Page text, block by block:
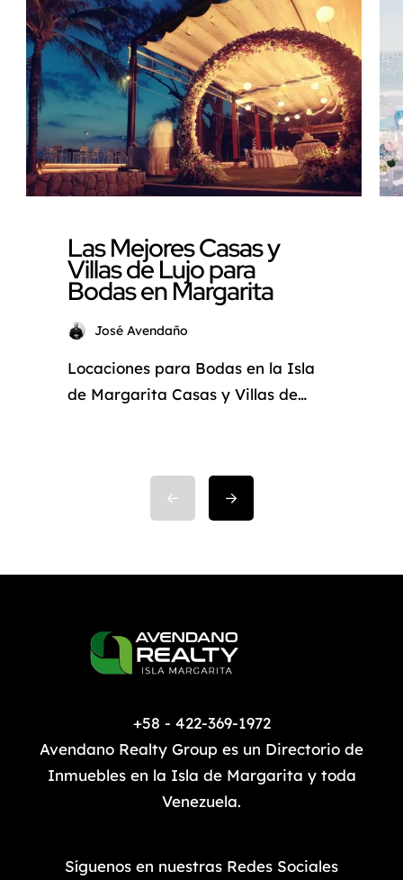
Las Mejores Casas y
Villas de Lujo para
Bodas en Margarita
José Avendaño
Locaciones para Bodas en la Isla
de Margarita Casas y Villas de
cosas más importantes a la hora
de comprometerse y una de las
primeras que se deben definir. Ya
puede iniciar con […]
+58 - 422-369-1972
Avendano Realty Group es un Directorio de
Inmuebles en la Isla de Margarita y toda
Venezuela.
Síguenos en nuestras Redes Sociales